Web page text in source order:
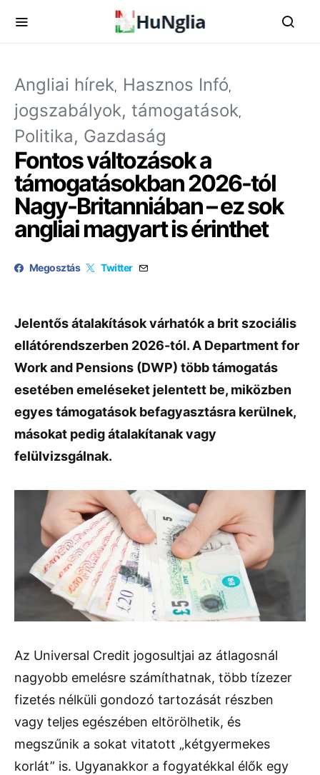
Angliai hírek Hasznos Infó
jogszabályok, támogatások
Politika, Gazdaság
Fontos változások a
támogatásokban 2026-tól
Nagy-Britanniában – ez sok
angliai magyart is érinthet
Megosztás Twitter
Jelentős átalakítások várhatók a brit szociális
ellátórendszerben 2026-tól. A Department for
Work and Pensions (DWP) több támogatás
esetében emeléseket jelentett be, miközben
egyes támogatások befagyasztásra kerülnek,
másokat pedig átalakítanak vagy
felülvizsgálnak.
Az Universal Credit jogosultjai az átlagosnál
nagyobb emelésre számíthatnak, több tízezer
fizetés nélküli gondozó tartozását részben
vagy teljes egészében eltörölhetik, és
megszűnik a sokat vitatott „kétgyermekes
korlát” is. Ugyanakkor a fogyatékkal élők egy